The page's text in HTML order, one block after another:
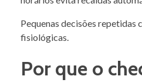
Pequenas decisões repetidas
fisiológicas.
Por que o